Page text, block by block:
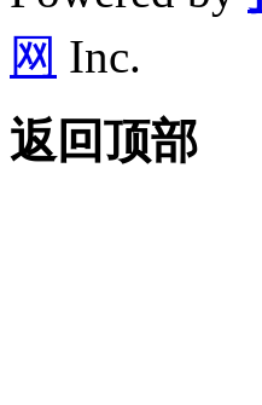
网 Inc.
返回顶部